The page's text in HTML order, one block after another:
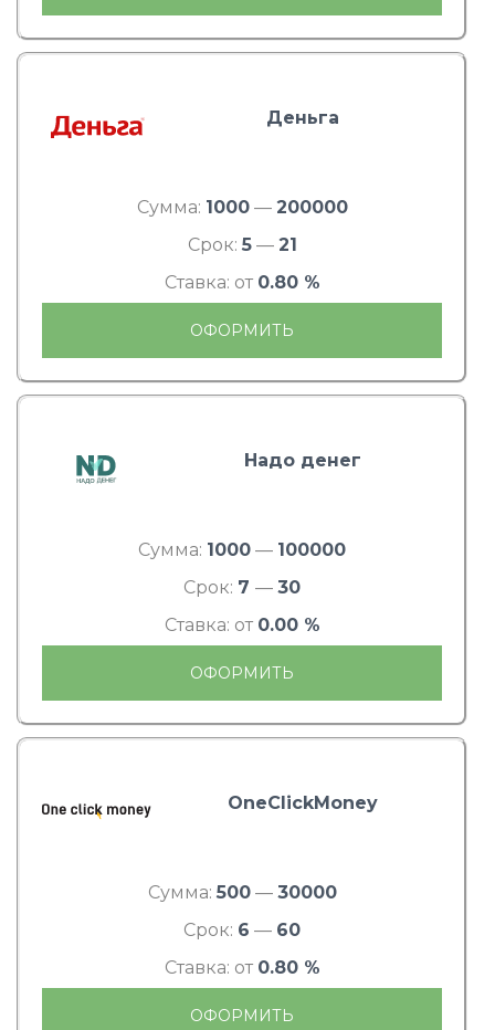
Деньга
Сумма: 1000— 200000
Срок: 5— 21
Ставка: от 0.80 %
ОФОРМИТЬ
Надо денег
Сумма: 1000 — 100000
Срок: 7 — 30
Ставка: от 0.00 %
ОФОРМИТЬ
OneClickMoney
Сумма: 500— 30000
Срок: 6 — 60
Ставка: от 0.80 %
ОФОРМИТЬ